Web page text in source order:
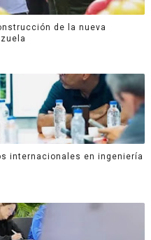
de la nueva
internacionales en ingeniería